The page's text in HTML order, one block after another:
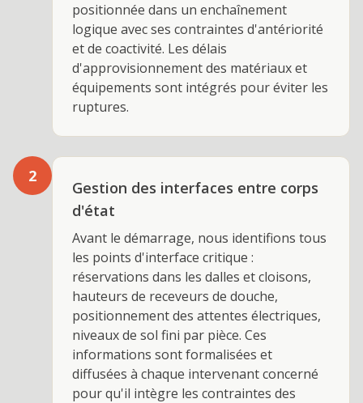
positionnée dans un enchaînement
logique avec ses contraintes d'antériorité
et de coactivité. Les délais
d'approvisionnement des matériaux et
équipements sont intégrés pour éviter les
ruptures.
2
Gestion des interfaces entre corps
d'état
Avant le démarrage, nous identifions tous
les points d'interface critique :
réservations dans les dalles et cloisons,
hauteurs de receveurs de douche,
positionnement des attentes électriques,
niveaux de sol fini par pièce. Ces
informations sont formalisées et
diffusées à chaque intervenant concerné
pour qu'il intègre les contraintes des